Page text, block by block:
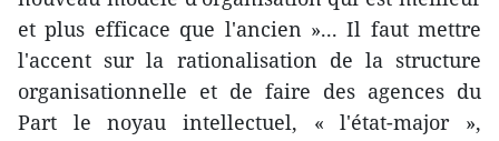
et plus efficace que l'ancien »... Il faut mettre
l'accent sur la rationalisation de la structure
organisationnelle et de faire des agences du
Part le noyau intellectuel, « l'état-major »,